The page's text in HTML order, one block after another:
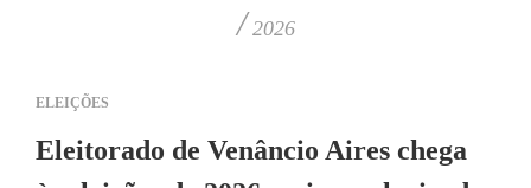
/ 2026
ELEIÇÕES
Eleitorado de Venâncio Aires chega